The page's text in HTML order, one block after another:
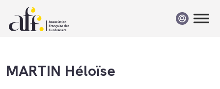
MARTIN Héloïse